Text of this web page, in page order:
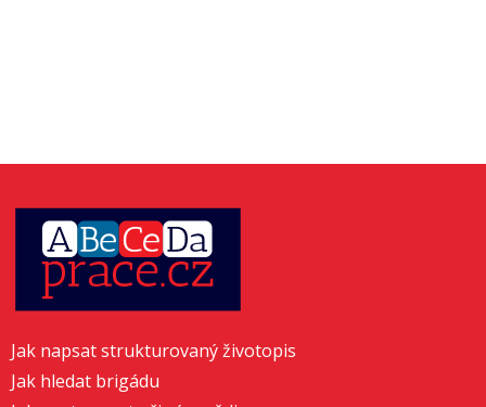
Jak napsat strukturovaný životopis
Jak hledat brigádu